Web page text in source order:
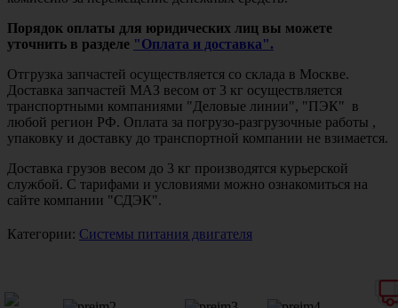
Порядок оплаты для юридических лиц вы можете
уточнить в разделе "Оплата и доставка".
Отгрузка запчастей осуществляется со склада в Москве.
Доставка запчастей МАЗ весом от 3 кг осуществляется
транспортными компаниями "Деловые линии", "ПЭК" в
любой регион РФ. Оплата за погрузо-разгрузочные работы ,
упаковку и доставку до транспортной компании не взимается.
Доставка грузов весом до 3 кг производятся курьерской
службой. С тарифами и условиями можно ознакомиться на
сайте компании "СДЭК".
Категории: Системы питания двигателя